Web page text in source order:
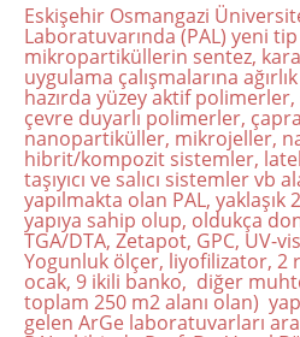
Eskişehir Osmangazi
Laboratuvarında (PAL) yeni
mikropartiküllerin sentez,
uygulama çalışmalarına
hazırda yüzey aktif
çevre duyarlı polimerler,
nanopartiküller, mikrojeller,
hibrit/kompozit sistemler,
taşıyıcı ve salıcı sistemler vb
yapılmakta olan PAL,
yapıya sahip olup, oldukça
TGA/DTA, Zetapot, GPC, UV-
Yogunluk ölçer, liyofilizator, 2
ocak, 9 ikili banko, diğer
toplam 250 m2 alanı olan)
gelen ArGe laboratuvarları